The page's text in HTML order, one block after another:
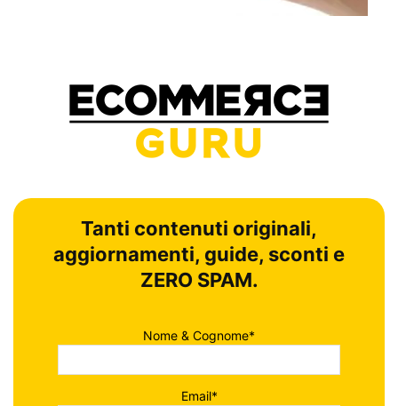
Tanti contenuti originali,
aggiornamenti, guide, sconti e
ZERO SPAM.
Nome & Cognome*
Email*